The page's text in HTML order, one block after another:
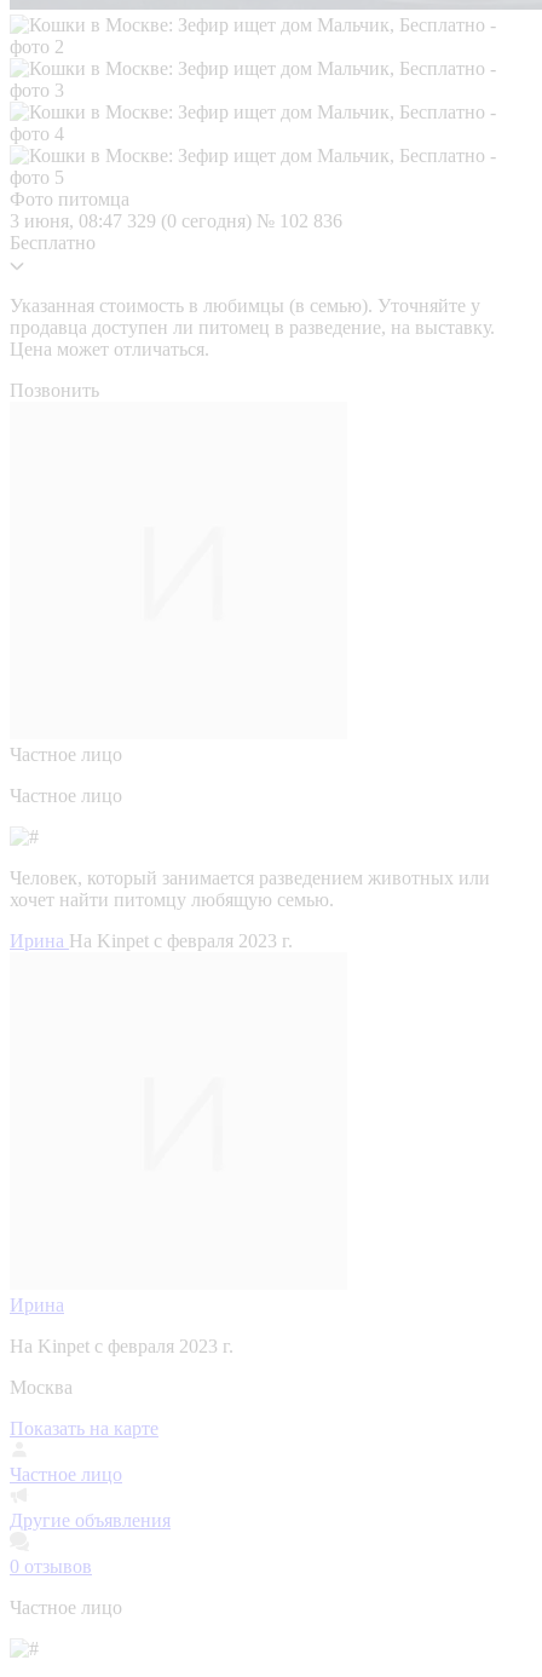
Фото питомца
3 июня, 08:47 329 (0 сегодня) № 102 836
Бесплатно
Указанная стоимость в любимцы (в семью). Уточняйте у
продавца доступен ли питомец в разведение, на выставку.
Цена может отличаться.
Позвонить
Частное лицо
Частное лицо
Человек, который занимается разведением животных или
хочет найти питомцу любящую семью.
Ирина На Kinpet c февраля 2023 г.
Ирина
На Kinpet c февраля 2023 г.
Москва
Показать на карте
Частное лицо
Другие объявления
0 отзывов
Частное лицо